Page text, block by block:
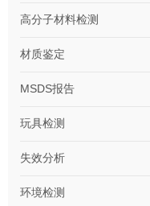
高分子材料检测
材质鉴定
MSDS报告
玩具检测
失效分析
环境检测